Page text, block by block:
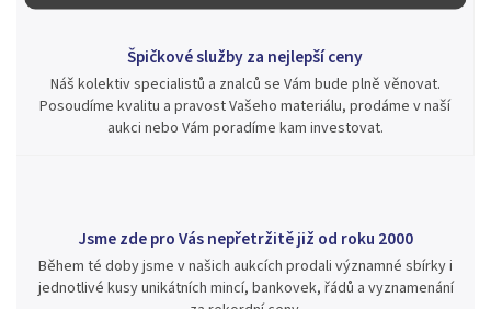
Špičkové služby za nejlepší ceny
Náš kolektiv specialistů a znalců se Vám bude plně věnovat.
Posoudíme kvalitu a pravost Vašeho materiálu, prodáme v naší
aukci nebo Vám poradíme kam investovat.
Jsme zde pro Vás nepřetržitě již od roku 2000
Během té doby jsme v našich aukcích prodali významné sbírky i
jednotlivé kusy unikátních mincí, bankovek, řádů a vyznamenání